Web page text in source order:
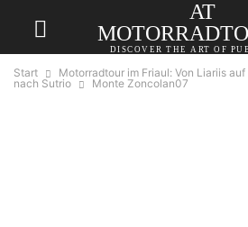
AT
DISCOVER THE ART OF
Start
Motorradtour im Friaul: Von Liariis
nach Sutrio
Monte Zoncolan07